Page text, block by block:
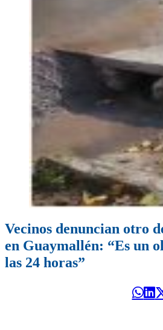
Vecinos denuncian otro
en Guaymallén: “Es un
las 24 horas”